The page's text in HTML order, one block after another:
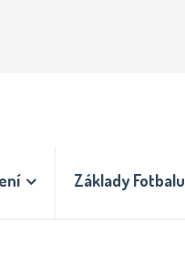
Základy Fotbalu